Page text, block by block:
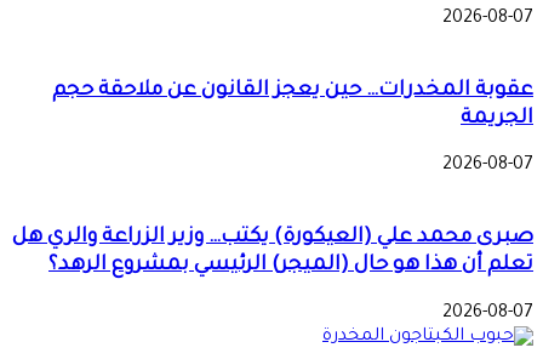
2026-08-07
عقوبة المخدرات… حين يعجز القانون عن ملاحقة حجم
الجريمة
2026-08-07
صبرى محمد علي (العيكورة) يكتب… وزير الزراعة والري هل
تعلم أن هذا هو حال (الميجر) الرئيسي بمشروع الرهد؟
2026-08-07